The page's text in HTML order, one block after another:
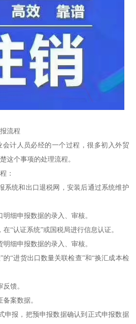
流程
计人员必经的一个过程，很多初入外贸
这个事项的处理流程。
：
系统和出口退税网，安装后通过系统维护
明细申报数据的录入、审核。
“认证系统”或国税局进行信息认证。
细申报数据的录入、审核。
的“进货出口数量关联检查”和“换汇成本检
反馈。
备案数据。
申报，把预申报数据确认到正式申报数据